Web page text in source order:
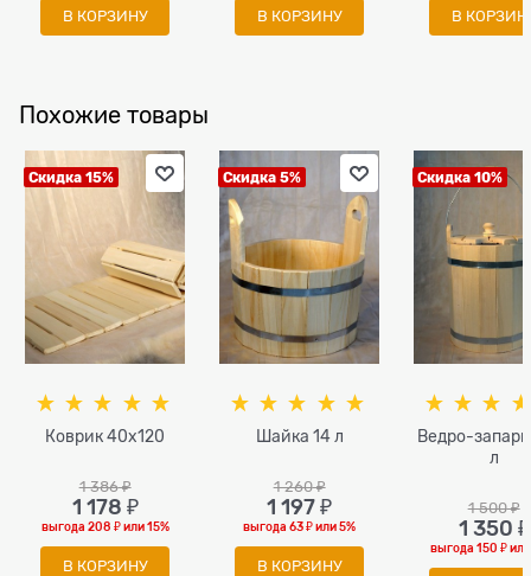
В КОРЗИНУ В КОРЗИНУ В
Похожие товары
Скидка 15%
Коврик 40x120
1 386 ₽
1 178 ₽
выгода 208 ₽или15%
В КОРЗИНУ
Скидка 5%
Шайка 14 л
1 260 ₽
1 197 ₽
выгода63 ₽или5%
В КОРЗИНУ
Скидка 10%
Ведро-
л
1 500 ₽
1 350 ₽
выгода150 ₽